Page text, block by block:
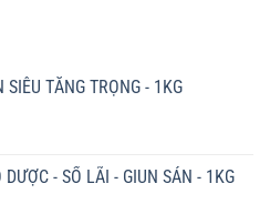
SIÊU TĂNG TRỌNG - 1KG
DƯỢC - SỔ LÃI - GIUN SÁN - 1KG